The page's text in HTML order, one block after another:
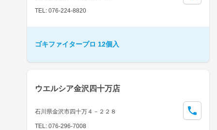
TEL: 076-224-8820
ゴキファイタープロ 12個入
ウエルシア金沢四十万店
石川県金沢市四十万４－２２８
TEL: 076-296-7008